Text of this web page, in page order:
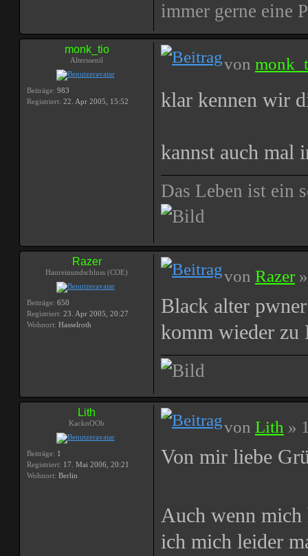
immer gerne eine
monk_tio
Alterssenil
Beiträge: 983
Registriert: 22. Apr 2005, 15:52
von
klar kennen wir
kannst auch mal
Das Leben ist ein
Razer
Haureinundschluss (COE)
Beiträge: 650
Registriert: 23. Apr 2005, 20:27
Wohnort: Hasselroth
von Razer
Black alter
komm wieder
Lith
KacknOOb
Beiträge: 1
Registriert: 17. Mai 2006, 20:21
Wohnort: Berlin
von Lith »
Von mir liebe
Auch wenn
ich mich leider